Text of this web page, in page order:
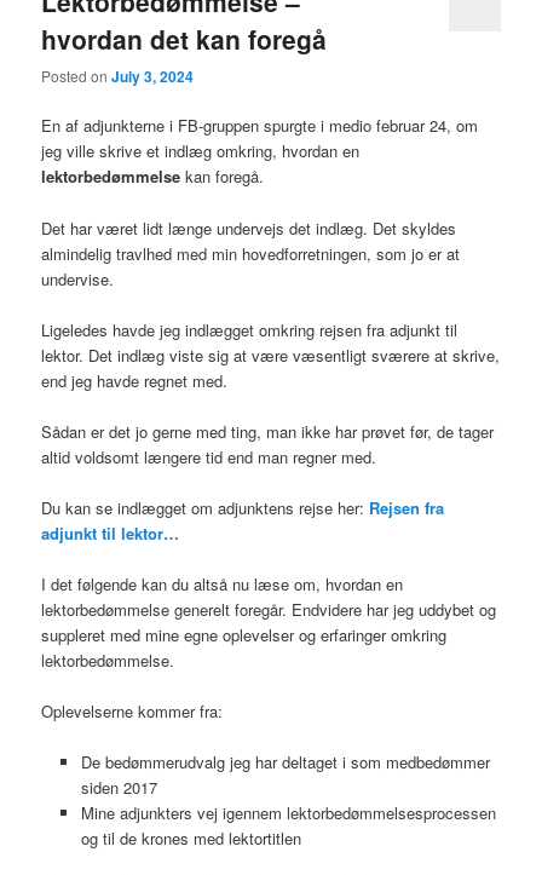
hvordan det kan foregå
Posted onJuly 3, 2024
En af adjunkterne i FB-gruppen spurgte i medio februar 24, om
jeg ville skrive et indlæg omkring, hvordan en
lektorbedømmelsekan foregå.
Det har været lidt længe undervejs det indlæg. Det skyldes
almindelig travlhed med min hovedforretningen, som jo er at
undervise.
Ligeledes havde jeg indlægget omkring rejsen fra adjunkt til
lektor. Det indlæg viste sig at være væsentligt sværere at skrive,
end jeg havde regnet med.
Sådan er det jo gerne med ting, man ikke har prøvet før, de tager
altid voldsomt længere tid end man regner med.
Du kan se indlægget om adjunktens rejse her: Rejsen fra
adjunkt til lektor…
I det følgende kan du altså nu læse om, hvordan en
lektorbedømmelse generelt foregår. Endvidere har jeg uddybet og
suppleret med mine egne oplevelser og erfaringer omkring
lektorbedømmelse.
Oplevelserne kommer fra:
De bedømmerudvalg jeg har deltaget i som medbedømmer
siden 2017
Mine adjunkters vej igennem lektorbedømmelsesprocessen
og til de krones med lektortitlen